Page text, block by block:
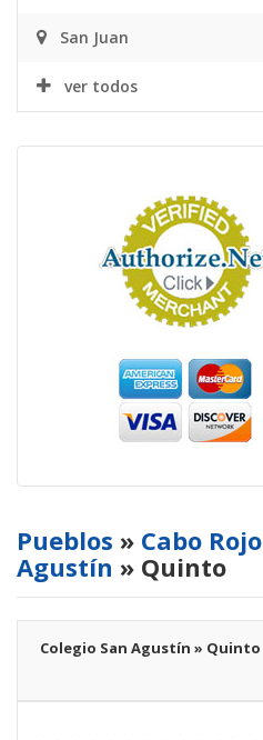
San Juan
ver todos
Pueblos » Cabo Rojo
Agustín » Quinto
Colegio San Agustín » Quinto